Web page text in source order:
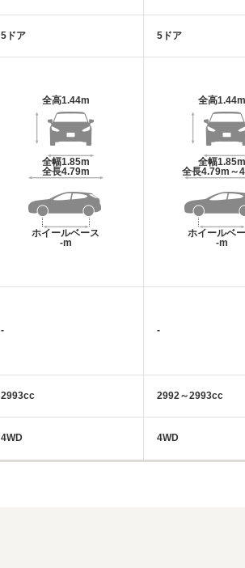
5ドア
全高1.44m
全幅1.85m
全長4.79m
ホイールベース
-m
-
2993cc
4WD
5ドア
全高1.44m
全幅1.85m
全長4.79m～
ホイールベ
-m
-
2992～2993cc
4WD